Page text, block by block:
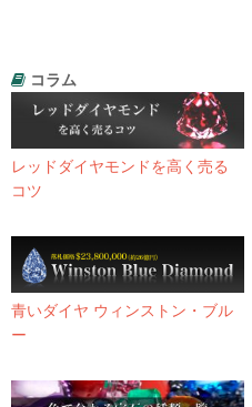
コラム
レッドダイヤモンドを高く売る
コツ
青いダイヤ ウィンストン・ブル
ー